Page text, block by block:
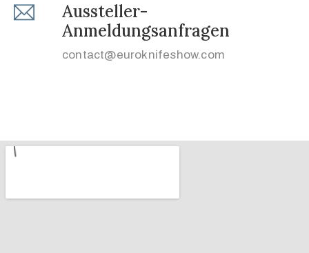
Aussteller-
Anmeldungsanfragen
contact@euroknifeshow.com